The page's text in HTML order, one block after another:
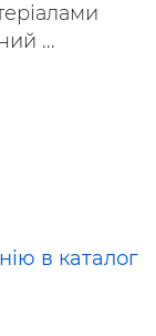
...
в каталог